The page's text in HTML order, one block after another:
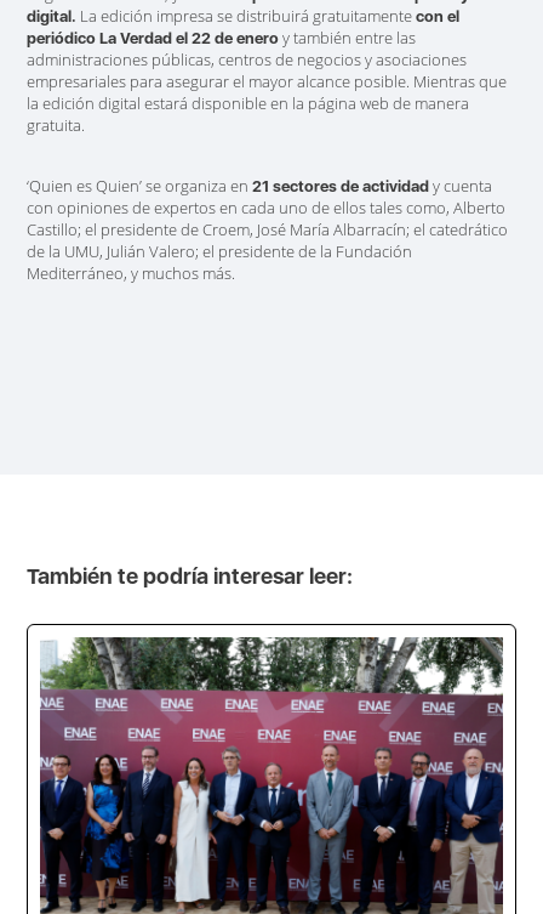
digital. La edición impresa se distribuirá gratuitamentecon el
periódico La Verdad el 22 de enero y también entre las
administraciones públicas, centros de negocios y asociaciones
empresariales para asegurar el mayor alcance posible. Mientras que
la edición digital estará disponible en la página web de manera
gratuita.
‘Quien es Quien’ se organiza en21 sectores de actividady cuenta
con opiniones de expertos en cada uno de ellos tales como, Alberto
Castillo; el presidente de Croem, José María Albarracín; el catedrático
de la UMU, Julián Valero; el presidente de la Fundación
Mediterráneo, y muchos más.
También te podría interesar leer: